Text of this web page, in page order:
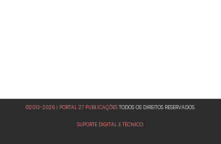
©2013-2026 | PORTAL 27 PUBLICAÇÕES TODOS OS DIREITOS RESERVADOS.
SUPORTE DIGITAL E TÉCNICO: